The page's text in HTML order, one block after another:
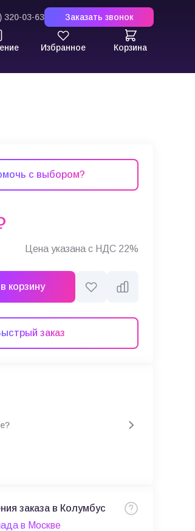
320-03-63 Заказать звонок
Избранное Корзина
с выбором?
Цена указана с НДС 22%
корзину
заказ
заказа в Колумбус
в Москве